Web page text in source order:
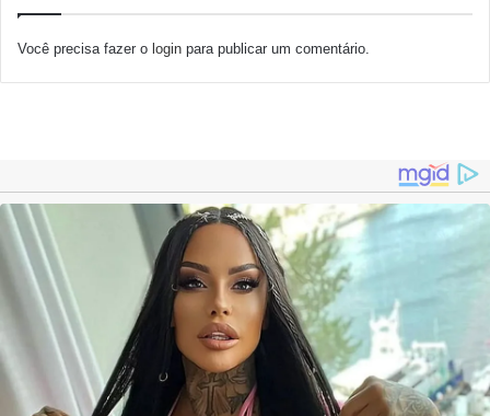
Você precisa fazer o login para publicar um comentário.